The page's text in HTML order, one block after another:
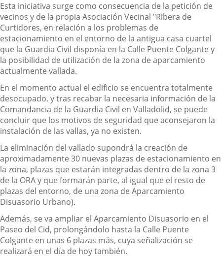
Esta iniciativa surge como consecuencia de la petición de
vecinos y de la propia Asociación Vecinal "Ribera de
Curtidores, en relación a los problemas de
estacionamiento en el entorno de la antigua casa cuartel
que la Guardia Civil disponía en la Calle Puente Colgante y
la posibilidad de utilización de la zona de aparcamiento
actualmente vallada.
En el momento actual el edificio se encuentra totalmente
desocupado, y tras recabar la necesaria información de la
Comandancia de la Guardia Civil en Valladolid, se puede
concluir que los motivos de seguridad que aconsejaron la
instalación de las vallas, ya no existen.
La eliminación del vallado supondrá la creación de
aproximadamente 30 nuevas plazas de estacionamiento en
la zona, plazas que estarán integradas dentro de la zona 3
de la ORA y que formarán parte, al igual que el resto de
plazas del entorno, de una zona de Aparcamiento
Disuasorio Urbano).
Además, se va ampliar el Aparcamiento Disuasorio en el
Paseo del Cid, prolongándolo hasta la Calle Puente
Colgante en unas 6 plazas más, cuya señalización se
realizará en el día de hoy también.